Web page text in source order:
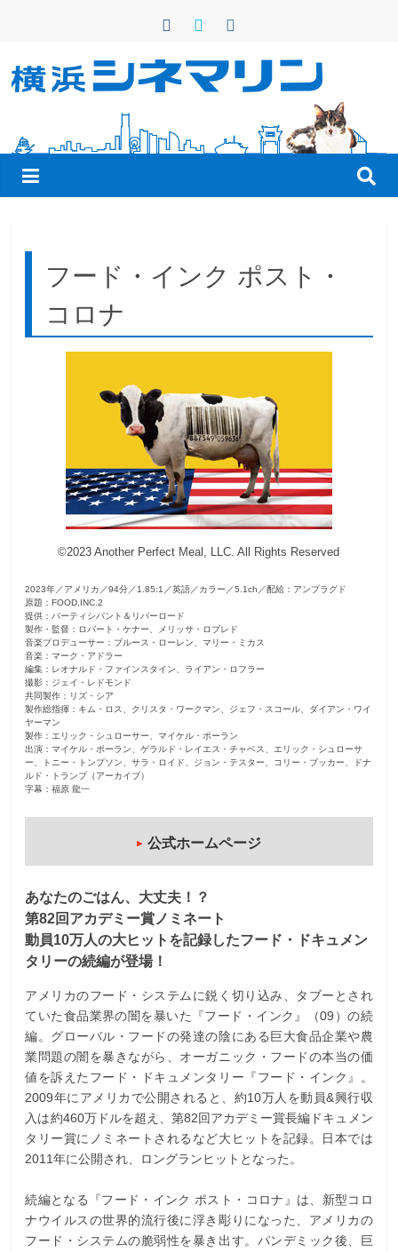
ン
横
浜
シ
ネ
マ
リ
街
で
フード・インク ポスト・
コロナ
©2023 Another Perfect Meal, LLC. All Rights Reserved
2023年／アメリカ／94分／1.85:1／英語／カラー／5.1ch／配給：アンプラグド
原題：FOOD,INC.2
提供：パーティシパント＆リバーロード
製作・監督：ロバート・ケナー、メリッサ・ロブレド
音楽プロデューサー：ブルース・ローレン、マリー・ミカス
音楽：マーク・アドラー
編集：レオナルド・ファインスタイン、ライアン・ロフラー
撮影：ジェイ・レドモンド
共同製作：リズ・シア
製作総指揮：キム・ロス、クリスタ・ワークマン、ジェフ・スコール、ダイアン・ワイ
ヤーマン
製作：エリック・シュローサー、マイケル・ポーラン
出演：マイケル・ポーラン、ゲラルド・レイエス・チャベス、エリック・シュローサ
ー、トニー・トンプソン、サラ・ロイド、ジョン・テスター、コリー・ブッカー、ドナ
ルド・トランプ（アーカイブ）
字幕：福原 龍一
公式ホームページ
あなたのごはん、大丈夫！？
第82回アカデミー賞ノミネート
動員10万人の大ヒットを記録したフード・ドキュメン
タリーの続編が登場！
アメリカのフード・システムに鋭く切り込み、タブーとされ
ていた食品業界の闇を暴いた『フード・インク』（09）の続
編。グローバル・フードの発達の陰にある巨大食品企業や農
業問題の闇を暴きながら、オーガニック・フードの本当の価
値を訴えたフード・ドキュメンタリー『フード・インク』。
2009年にアメリカで公開されると、約10万人を動員&興行収
入は約460万ドルを超え、第82回アカデミー賞長編ドキュメン
タリー賞にノミネートされるなど大ヒットを記録。日本では
2011年に公開され、ロングランヒットとなった。
続編となる『フード・インク ポスト・コロナ』は、新型コロ
ナウイルスの世界的流行後に浮き彫りになった、アメリカの
フード・システムの脆弱性を暴き出す。パンデミック後、巨